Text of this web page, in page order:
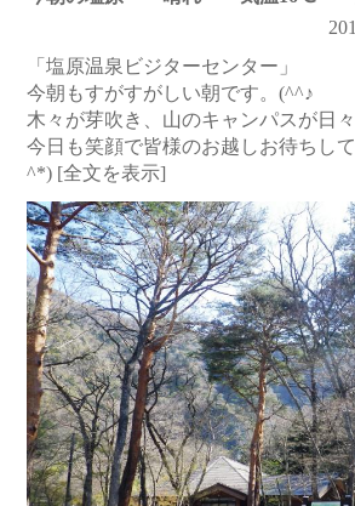
「塩原温泉ビジターセンター」
今朝もすがすがしい朝です。(^^♪
木々が芽吹き、山のキャンパスが日
今日も笑顔で皆様のお越しお待ちし
^*) [全文を表示]